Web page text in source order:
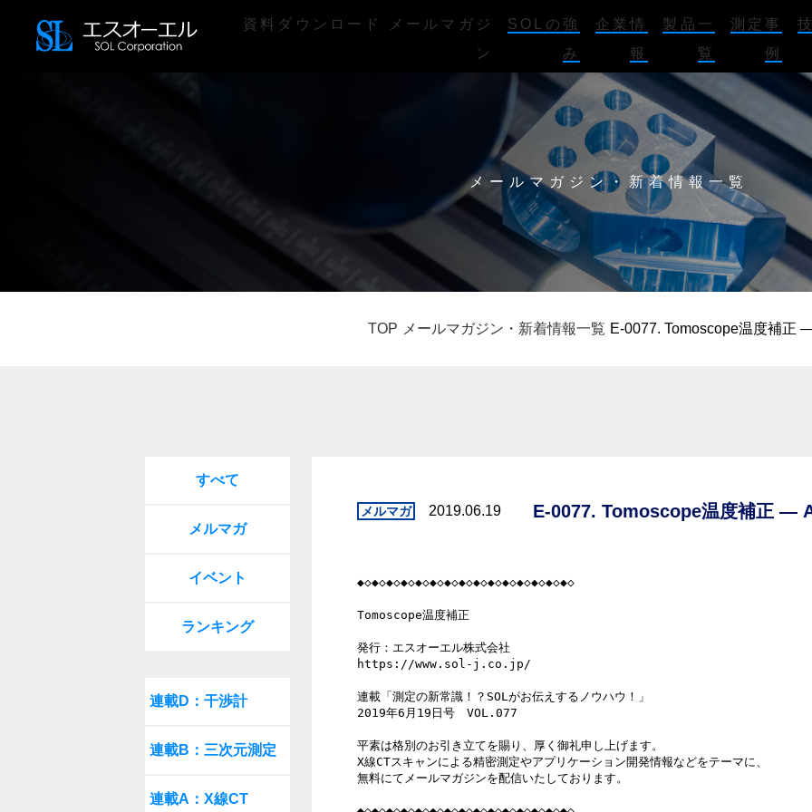
資料ダウンロード
メールマガジ
ン
SOLの強
み
企業情
報
製品一
覧
測定事
例
メールマガジン・新着情報一覧
TOP メールマガジン・新着情報一覧 E-0077. Tomoscope温度補正
すべて
メルマガ
イベント
ランキング
連載D：干渉計
連載B：三次元測定
連載A：X線CT
2019.06.19 E-0077. Tomoscope温度補正 —
◆◇◆◇◆◇◆◇◆◇◆◇◆◇◆◇◆◇◆◇◆◇◆◇◆◇◆◇◆◇
Tomoscope温度補正
発行：エスオーエル株式会社
https://www.sol-j.co.jp/
連載「測定の新常識！？SOLがお伝えするノウハウ！」
2019年6月19日号　VOL.077
平素は格別のお引き立てを賜り、厚く御礼申し上げます。
X線CTスキャンによる精密測定やアプリケーション開発情報などをテーマに、
無料にてメールマガジンを配信いたしております。